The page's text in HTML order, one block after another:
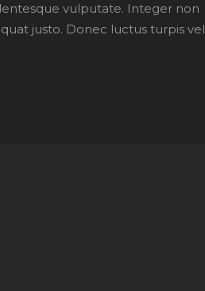
vulputate. Integer non
justo. Donec luctus turpis vel